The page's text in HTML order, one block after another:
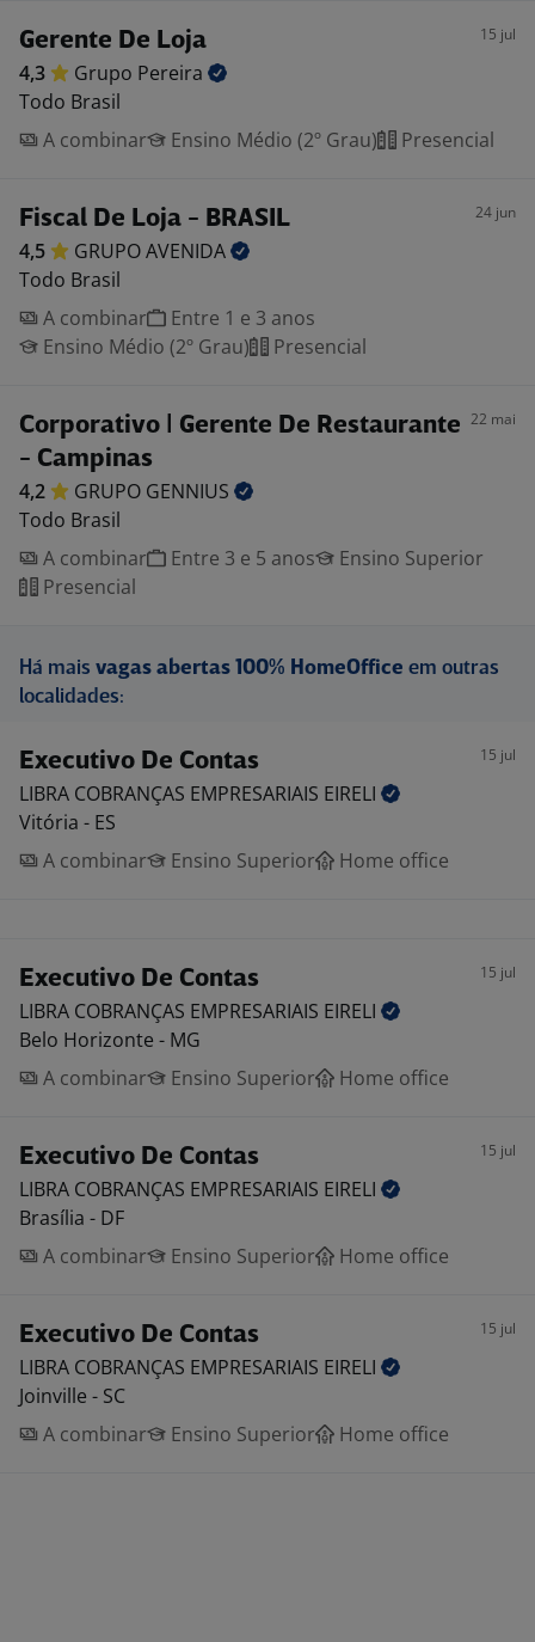
Gerente De Loja 15 jul
4,3 Grupo Pereira
Todo Brasil
A combinar
Ensino Médio (2º Grau) Presencial
Fiscal De Loja - BRASIL 24 jun
4,5 GRUPOAVENIDA
Todo Brasil
A combinar
Entre 1 e 3 anos
Ensino Médio (2º Grau)
Presencial
Corporativo | Gerente De Restaurante
- Campinas
22 mai
4,2 GRUPO GENNIUS
Todo Brasil
A combinar
Entre 3 e 5 anos
Ensino Superior
Presencial
Há mais vagas abertas 100% HomeOffice em outras
localidades:
Executivo De Contas 15 jul
LIBRA COBRANÇAS EMPRESARIAIS EIRELI
Vitória - ES
A combinar
Ensino Superior Home office
Executivo De Contas 15 jul
LIBRA COBRANÇAS EMPRESARIAIS EIRELI
Belo Horizonte - MG
A combinar
Ensino Superior Home office
Executivo De Contas 15 jul
LIBRA COBRANÇAS EMPRESARIAIS EIRELI
Brasília - DF
A combinar
Ensino Superior Home office
Executivo De Contas 15 jul
LIBRA COBRANÇAS EMPRESARIAIS EIRELI
Joinville - SC
A combinar
Ensino Superior Home office